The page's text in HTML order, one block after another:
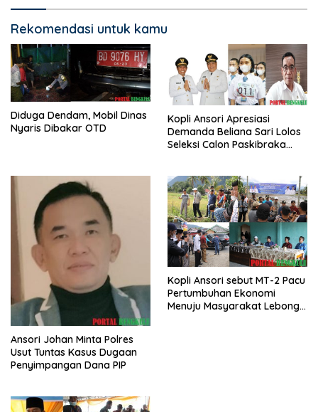
Rekomendasi untuk kamu
Diduga Dendam, Mobil Dinas
Nyaris Dibakar OTD
Kopli Ansori Apresiasi
Demanda Beliana Sari Lolos
Seleksi Calon Paskibraka
Ansori Johan Minta Polres
Usut Tuntas Kasus Dugaan
Penyimpangan Dana PIP
Kopli Ansori sebut MT-2 Pacu
Pertumbuhan Ekonomi
Menuju Masyarakat Lebong